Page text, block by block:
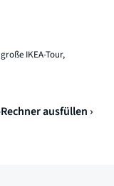
IKEA-Tour,
ausfüllen ›